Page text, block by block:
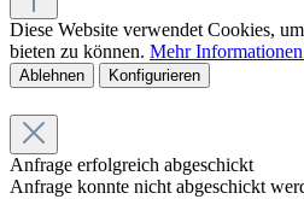
Diese Website verwendet Cookies,
bieten zu können. Mehr
Ablehnen Konfigurieren
Anfrage erfolgreich abgeschickt
Anfrage konnte nicht abgeschickt